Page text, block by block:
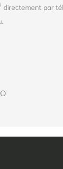
directement par